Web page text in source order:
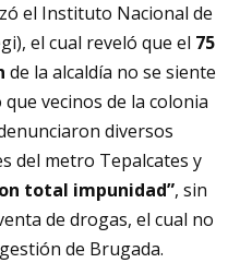
el Instituto Nacional de
el cual reveló que el 75
de la alcaldía no se siente
vecinos de la colonia
diversos
del metro Tepalcates y
total impunidad”, sin
de drogas, el cual no
de Brugada.